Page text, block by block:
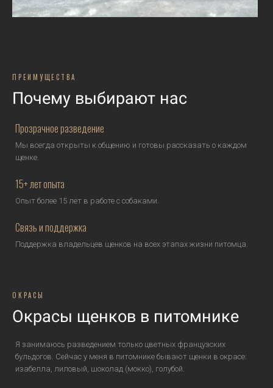
ПРЕИМУЩЕСТВА
Почему выбирают нас
Прозрачное разведение
Мы всегда открыты к общению и готовы рассказать о каждом
щенке.
15+ лет опыта
Опыт более 15 лет в работе с собаками.
Связь и поддержка
Поддержка владельцев щенков на всех этапах жизни питомца.
ОКРАСЫ
Окрасы щенков в питомнике
Я занимаюсь разведением только цветных французских
бульдогов. Сейчас у меня в питомнике бывают щенки в окрасе:
изабелла, лиловый, шоколад (мокко), голубой.